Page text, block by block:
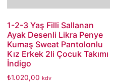
1-2-3 Yaş Filli Sallanan
Ayak Desenli Likra Penye
Kumaş Sweat Pantolonlu
Kız Erkek 2li Çocuk Takımı
İndigo
₺1.020,00 kdv